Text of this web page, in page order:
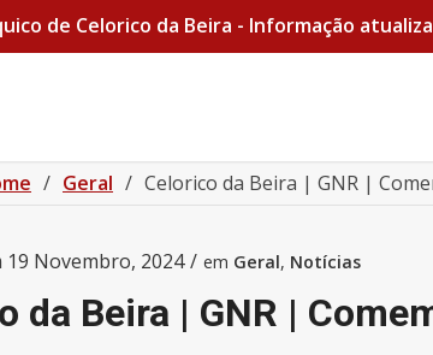
de Celorico da Beira - Informação
/ Geral / Celorico da Beira | GNR |
19 Novembro, 2024 / em Geral, Notícias
da Beira | GNR |